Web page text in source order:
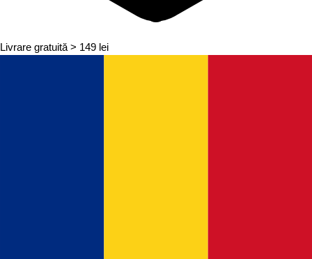
Livrare gratuită > 149 lei